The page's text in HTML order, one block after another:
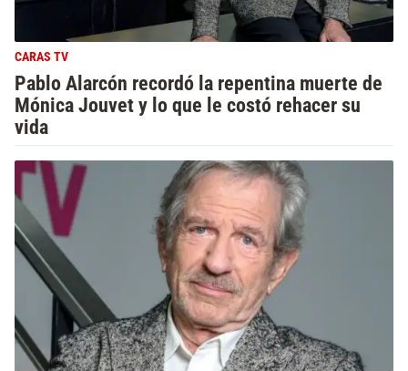
CARAS TV
Pablo Alarcón recordó la repentina muerte de
Mónica Jouvet y lo que le costó rehacer su
vida